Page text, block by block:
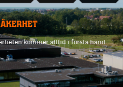
kommer alltid i första hand.